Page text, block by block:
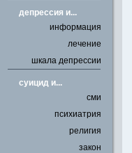
депрессия и...
информация
лечение
шкала депрессии
cуицид и...
сми
психиатрия
религия
закон